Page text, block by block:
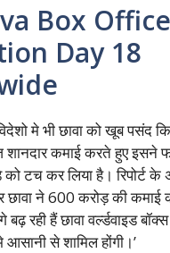
Box Office
Day 18
मे भी छावा को खूब पसंद
शानदार कमाई करते हुए इसने
टच कर लिया है। रिपोर्ट के
छावा ने 600 करोड़ की कमाई
रही हैं छावा वर्ल्डवाइड
से शामिल होंगी।’